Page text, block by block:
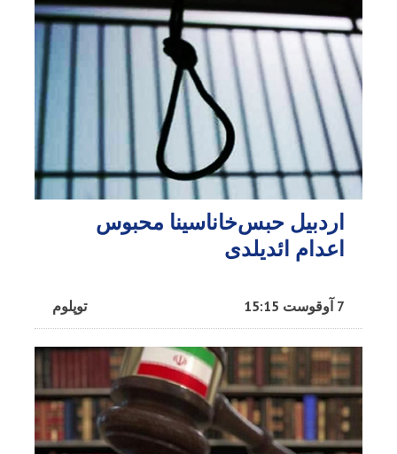
اردبیل حبس‌خاناسینا محبوس
اعدام ائدیلدی
توپلوم 7 آوقوست 15:15